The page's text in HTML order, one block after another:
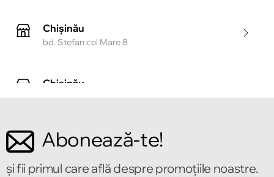
Chișinău
bd. Stefan cel Mare 8
Chișinău
Chișinău
Abonează-te!
și fii primul care află despre promoțiile noastre.